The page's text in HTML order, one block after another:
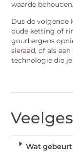
waarde behouden.
Dus de volgende
oude ketting of
goud ergens
sieraad, of als
technologie die
Wat